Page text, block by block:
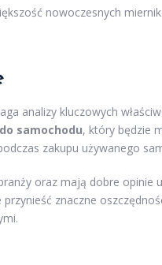
nowoczesnych
analizy kluczowych
samochodu, który będzie
zakupu używanego
oraz mają dobre opinie
przynieść znaczne